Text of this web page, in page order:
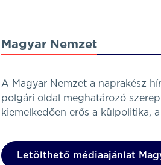
Magyar Nemzet
A Magyar Nemzet a naprakész
polgári oldal meghatározó
kiemelkedően erős a külpolitika,
Letölthető médiaajánlat